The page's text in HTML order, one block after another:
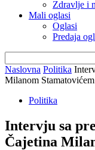
Zdravlje i
Mali oglasi
Oglasi
Predaja
Naslovna Politika
Milanom Stamatovićem
Politika
Intervju sa
Čajetina